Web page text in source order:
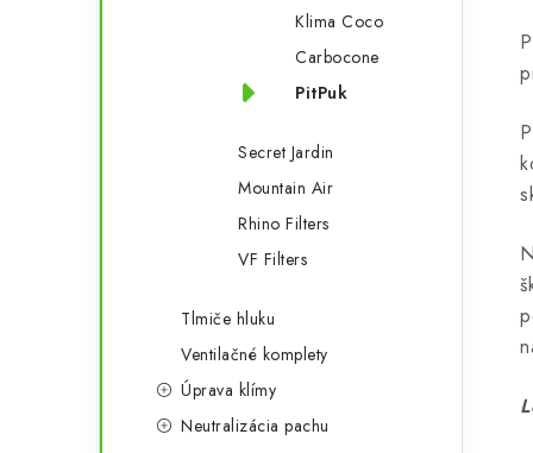
Klima Coco
Carbocone
PitPuk
Secret Jardin
Mountain Air
Rhino Filters
VF Filters
Tlmiče hluku
Ventilačné komplety
Úprava klímy
Neutralizácia pachu
i
s